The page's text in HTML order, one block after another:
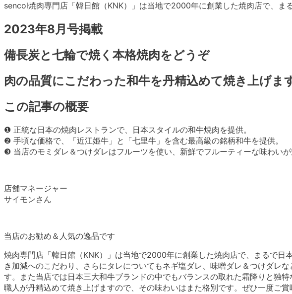
sencol焼肉専門店「韓日館（KNK）」は当地で2000年に創業した焼肉店で、ま
2023年8月号掲載
備長炭と七輪で焼く本格焼肉をどうぞ
肉の品質にこだわった和牛を丹精込めて焼き上げます
この記事の概要
❶ 正統な日本の焼肉レストランで、日本スタイルの和牛焼肉を提供。
❷ 手頃な価格で、「近江姫牛」と「七里牛」を含む最高級の銘柄和牛を提供。
❸ 当店のモミダレ＆つけダレはフルーツを使い、新鮮でフルーティーな味わいが
店舗マネージャー
サイモンさん
当店のお勧め＆人気の逸品です
焼肉専門店「韓日館（KNK）」は当地で2000年に創業した焼肉店で、まるで
き加減へのこだわり、さらにタレについてもネギ塩ダレ、味噌ダレ＆つけダレ
す。また当店では日本三大和牛ブランドの中でもバランスの取れた霜降りと独
職人が丹精込めて焼き上げますので、その味わいはまた格別です。ぜひ一度ご賞